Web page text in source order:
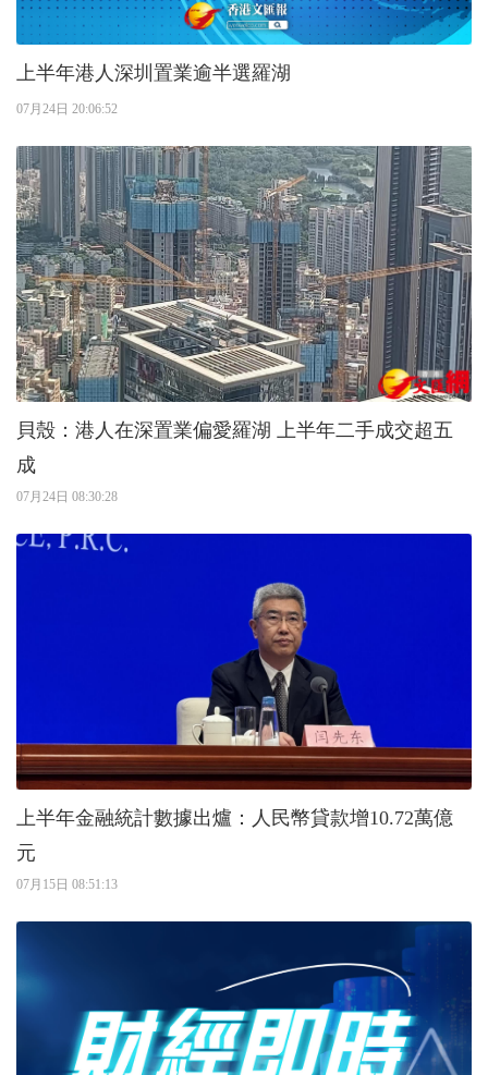
上半年港人深圳置業逾半選羅湖
07月24日 20:06:52
貝殼：港人在深置業偏愛羅湖 上半年二手成交超五
成
07月24日 08:30:28
上半年金融統計數據出爐：人民幣貸款增10.72萬億
元
07月15日 08:51:13